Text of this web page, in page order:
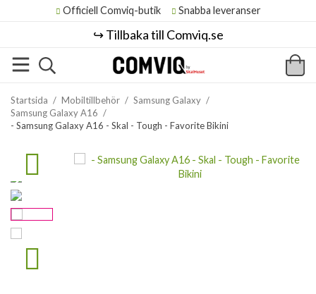
Officiell Comviq-butik Snabba leveranser
↪️ Tillbaka till Comviq.se
Startsida / Mobiltillbehör / Samsung Galaxy /
Samsung Galaxy A16 /
- Samsung Galaxy A16 - Skal - Tough - Favorite Bikini